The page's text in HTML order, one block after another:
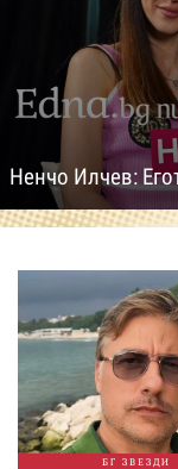
Ненчо Илчев:
БГ ЗВЕЗДИ